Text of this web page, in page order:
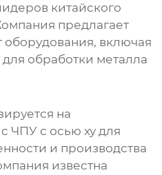
китайского
предлагает
включая
для обработки металла
на
с ЧПУ с осью xy для
и производства
известна